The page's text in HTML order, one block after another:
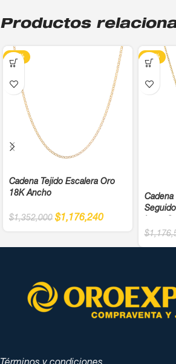
Productos
-13%
Cadena Tejido Escalera Oro
18K Ancho
$1,352,000 $1,176,240
-13%
Cadena
$